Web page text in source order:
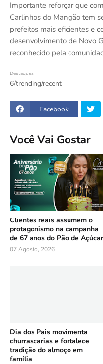
Importante reforçar que
Carlinhos do Mangão tem
prefeitos mais eficientes e
desenvolvimento de Novo
reconhecido pela
Destaques
6/trending/recent
Facebook
Você Vai Gostar
Clientes reais assumem o
protagonismo na campanha
de 67 anos do Pão de Açúcar
07 Agosto, 2026
Dia dos Pais movimenta
churrascarias e fortalece
tradição do almoço em
família